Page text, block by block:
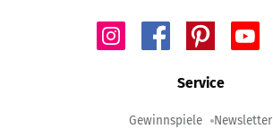
Service
Gewinnspiele Newsletter